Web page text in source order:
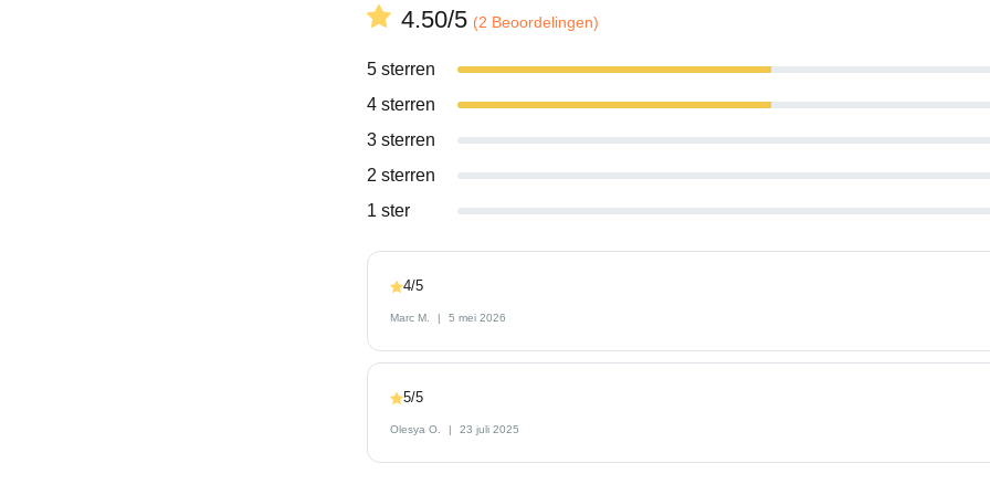
4.50/5 (2 Beoordelingen)
5 sterren
4 sterren
3 sterren
2 sterren
1 ster
4/5
Marc M. 5 mei 2026
5/5
Olesya O. 23 juli 2025